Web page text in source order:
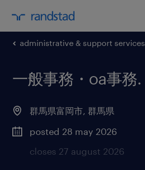
administrative & support services
一般事務・oa事務.
群馬県富岡市, 群馬県
posted 28 may 2026
closes 27 august 2026